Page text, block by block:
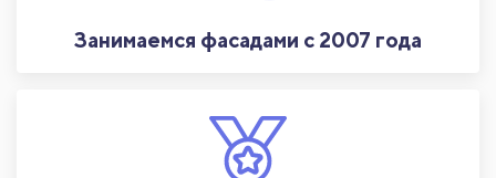
Занимаемся фасадами с 2007 года